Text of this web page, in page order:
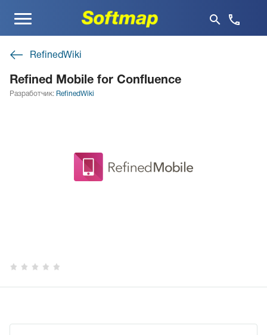
Меню
RefinedWiki
Refined Mobile for Confluence
Разработчик: RefinedWiki